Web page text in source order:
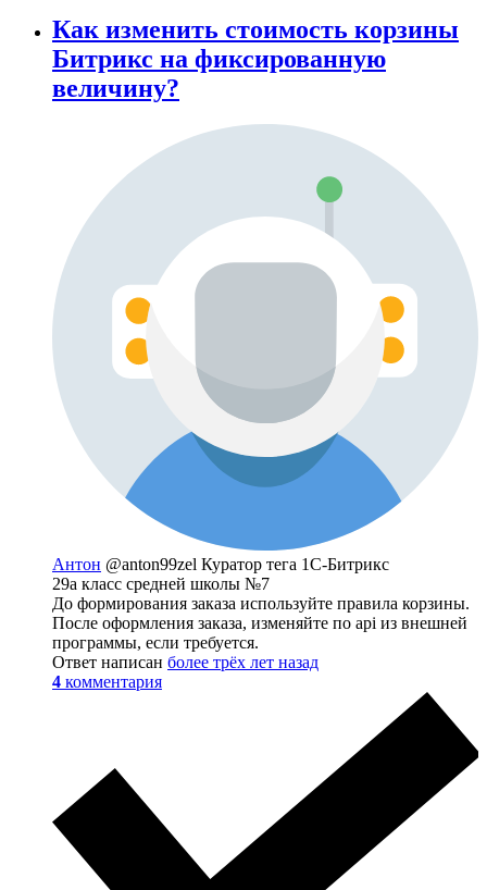
Как изменить стоимость корзины
Битрикс на фиксированную
величину?
Антон @anton99zel Куратор тега 1С-Битрикс
29а класс средней школы №7
До формирования заказа используйте правила корзины.
После оформления заказа, изменяйте по api из внешней
программы, если требуется.
Ответ написан более трёх лет назад
4 комментария